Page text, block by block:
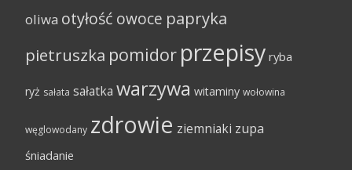
oliwa otyłość owoce papryka
pietruszka pomidor przepisy ryba
ryż sałata sałatka warzywa witaminy wołowina
węglowodany zdrowie ziemniaki zupa
śniadanie